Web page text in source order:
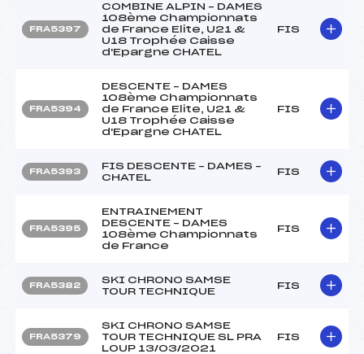
FRA5397
COMBINE ALPIN – DAMES
108ème Championnats
de France Elite, U21 &
U18 Trophée Caisse
d'Epargne CHATEL
FIS
FRA5394
DESCENTE – DAMES
108ème Championnats
de France Elite, U21 &
U18 Trophée Caisse
d'Epargne CHATEL
FIS
FRA5393
FIS DESCENTE – DAMES –
CHATEL
FIS
FRA5395
ENTRAINEMENT
DESCENTE – DAMES
108ème Championnats
de France
FIS
FRA5382
SKI CHRONO SAMSE
TOUR TECHNIQUE
FIS
FRA5379
SKI CHRONO SAMSE
TOUR TECHNIQUE SL PRA
LOUP 13/03/2021
FIS